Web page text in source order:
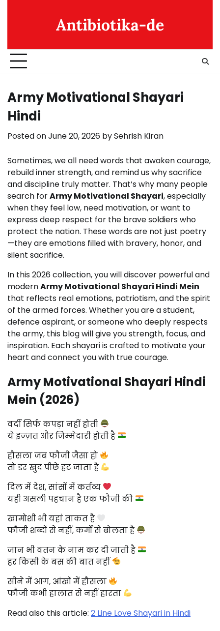
Antibiotika-de
Army Motivational Shayari
Hindi
Posted onJune 20, 2026 bySehrish Kiran
Sometimes, we all need words that awaken courage,
rebuild inner strength, and remind us why sacrifice
and discipline truly matter. That’s why many people
search forArmy Motivational Shayari, especially
when they feel low, need motivation, or want to
express deep respect for the brave soldiers who
protect the nation. These words are not just poetry
—they are emotions filled with bravery, honor, and
silent sacrifice.
In this 2026 collection, you will discover powerful and
modernArmy Motivational Shayari Hindi Mein
that reflects real emotions, patriotism, and the spirit
of the armed forces. Whether you are a student,
defence aspirant, or someone who deeply respects
the army, this blog will give you strength, focus, and
inspiration. Each shayari is crafted to motivate your
heart and connect you with true courage.
Army Motivational Shayari Hindi
Mein (2026)
वर्दी सिर्फ कपड़ा नहीं होती
ये इज्ज़त और जिम्मेदारी होती है
हौसला जब फौजी जैसा हो
तो डर खुद पीछे हट जाता है
दिल में देश, सांसों में कर्तव्य
यही असली पहचान है एक फौजी की
खामोशी भी यहां ताकत है
फौजी शब्दों से नहीं, कर्मों से बोलता है
जान भी वतन के नाम कर दी जाती है
हर किसी के बस की बात नहीं
सीने में आग, आंखों में हौसला
फौजी कभी हालात से नहीं हारता
Read also this article: 2 Line Love Shayari in Hindi